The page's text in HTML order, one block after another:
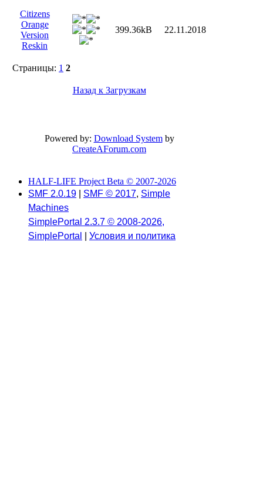
Citizens
Orange
Version
Reskin
399.36kB 22.11.2018
Страницы: 1 2
Назад к Загрузкам
Powered by: Download Systemby
CreateAForum.com
HALF-LIFE Project Beta © 2007-2026
SMF 2.0.19
SMF © 2017, Simple
Machines
SimplePortal 2.3.7 © 2008-2026,
SimplePortal
Условия и политика